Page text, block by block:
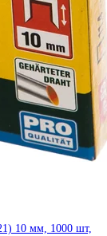
10 мм, 1000 шт,